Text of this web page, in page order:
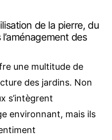
de la pierre, du
des
une multitude de
des jardins. Non
s’intègrent
environnant, mais ils